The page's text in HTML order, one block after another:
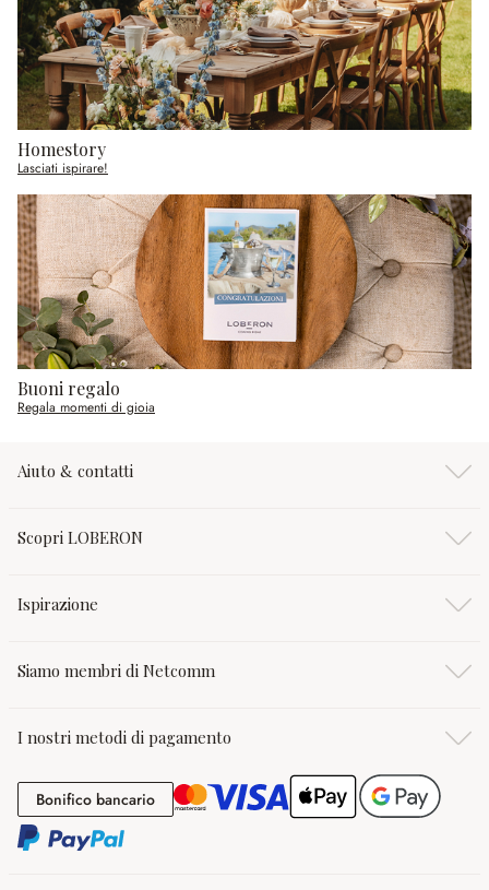
Homestory
Lasciati ispirare!
Buoni regalo
Regala momenti di gioia
Aiuto & contatti
Scopri LOBERON
Ispirazione
Siamo membri di Netcomm
I nostri metodi di pagamento
Bonifico bancarioBonifico bancario